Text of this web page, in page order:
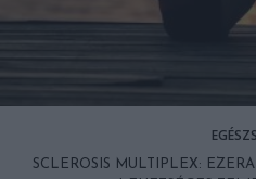
SCLEROSIS MULTIPLEX: